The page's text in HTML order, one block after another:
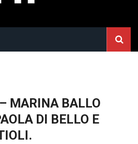
MARINA BALLO
DI BELLO E